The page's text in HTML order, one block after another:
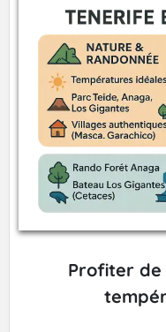
Profiter